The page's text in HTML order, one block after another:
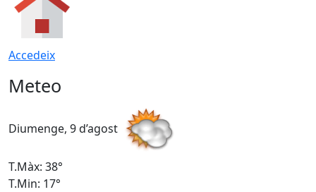
Accedeix
Meteo
Diumenge, 9 d’agost
T.Màx: 38°
T.Min: 17°